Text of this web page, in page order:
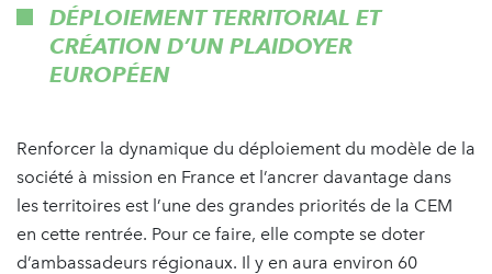
DÉPLOIEMENT TERRITORIAL ET
CRÉATION D’UN PLAIDOYER
EUROPÉEN
Renforcer la dynamique du déploiement du modèle de la
société à mission en France et l’ancrer davantage dans
les territoires est l’une des grandes priorités de la CEM
en cette rentrée. Pour ce faire, elle compte se doter
d’ambassadeurs régionaux. Il y en aura environ 60